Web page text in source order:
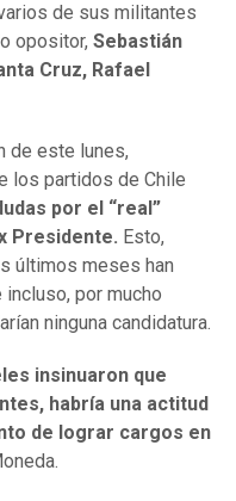
de sus militantes
opositor, Sebastián
Cruz, Rafael
de este lunes,
los partidos de Chile
por el “real”
Presidente. Esto,
últimos meses han
por mucho
ninguna candidatura.
insinuaron que
habría una actitud
de lograr cargos en